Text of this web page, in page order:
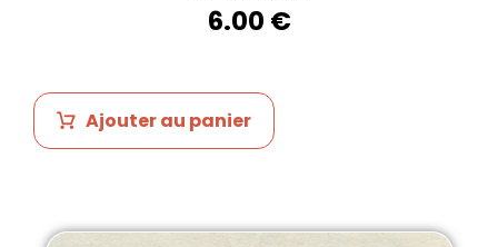
6.00 €
Ajouter au panier